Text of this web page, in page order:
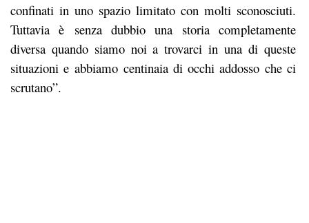
confinati in uno spazio limitato con molti sconosciuti.
Tuttavia è senza dubbio una storia completamente
diversa quando siamo noi a trovarci in una di queste
situazioni e abbiamo centinaia di occhi addosso che ci
scrutano”.